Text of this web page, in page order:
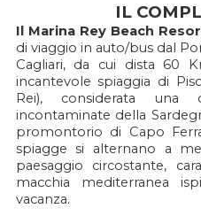
IL
Il Marina Rey Beach
di viaggio in auto/bus dal
Cagliari, da cui dista 60
incantevole spiaggia di
Rei), considerata
incontaminate della
promontorio di Capo
spiagge si alternano a
paesaggio circostante,
macchia mediterranea
vacanza.